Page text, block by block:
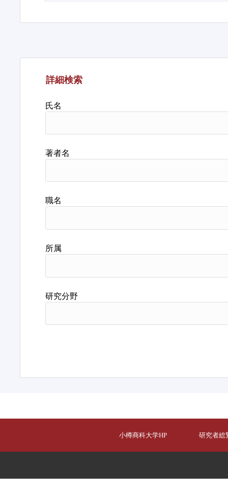
詳細検索
氏名
著者名
職名
所属
研究分野
小樽商科大学HP 研究者総